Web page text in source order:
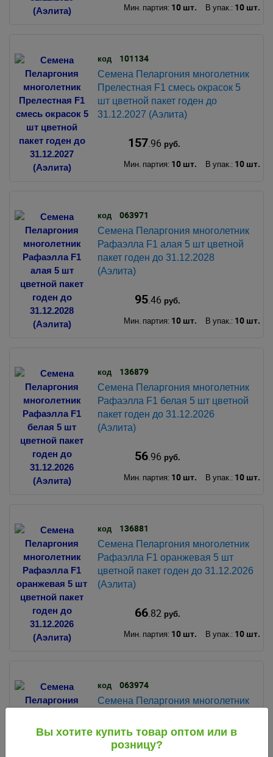
Мин. партия: 10 шт. В упак.: 10 шт.
код 101134
Семена Пеларгония многолетник
Прелестная F1 смесь окрасок 5
шт цветной пакет годен до
31.12.2027 (Аэлита)
157.96 руб.
Мин. партия: 10 шт. В упак.: 10 шт.
код 063971
Семена Пеларгония многолетник
Рафаэлла F1 алая 5 шт цветной
пакет годен до 31.12.2028
(Аэлита)
95.46 руб.
Мин. партия: 10 шт. В упак.: 10 шт.
код 136879
Семена Пеларгония многолетник
Рафаэлла F1 белая 5 шт цветной
пакет годен до 31.12.2026
(Аэлита)
56.96 руб.
Мин. партия: 10 шт. В упак.: 10 шт.
код 136881
Семена Пеларгония многолетник
Рафаэлла F1 оранжевая 5 шт
цветной пакет годен до 31.12.2026
(Аэлита)
66.82 руб.
Мин. партия: 10 шт. В упак.: 10 шт.
код 063974
Семена Пеларгония многолетник
цветной пакет годен до 31.12.2028
(Аэлита)
Вы хотите купить товар оптом или в
розницу?